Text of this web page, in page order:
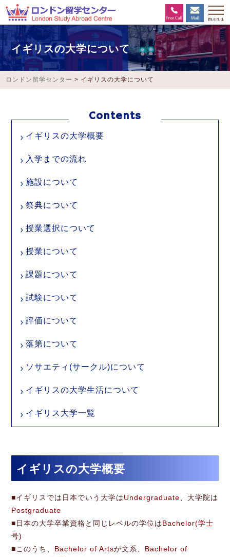
イギリスの大学について
ロンドン留学センター > イギリスの大学について
イギリスの大学概要
入学までの流れ
施設について
祭典について
授業選択について
授業について
課題について
試験について
評価について
落第について
ソサエティ(サークル)について
イギリスの大学生活について
イギリス大学一覧
イギリスの大学概要
■イギリスでは日本でいう大学はUndergraduate 、大学院は
Postgraduate
■日本の大学卒業資格と同じレベルの学位はBachelor(学士
号)
■このうち、 Bachelor of Artsが文系、 Bachelor of